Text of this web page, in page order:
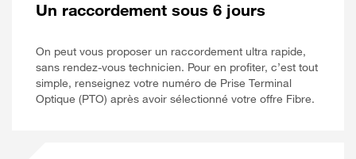
Un raccordement sous 6 jours
On peut vous proposer un raccordement ultra rapide,
sans rendez-vous technicien. Pour en profiter, c’est tout
simple, renseignez votre numéro de Prise Terminal
Optique (PTO) après avoir sélectionné votre offre Fibre.